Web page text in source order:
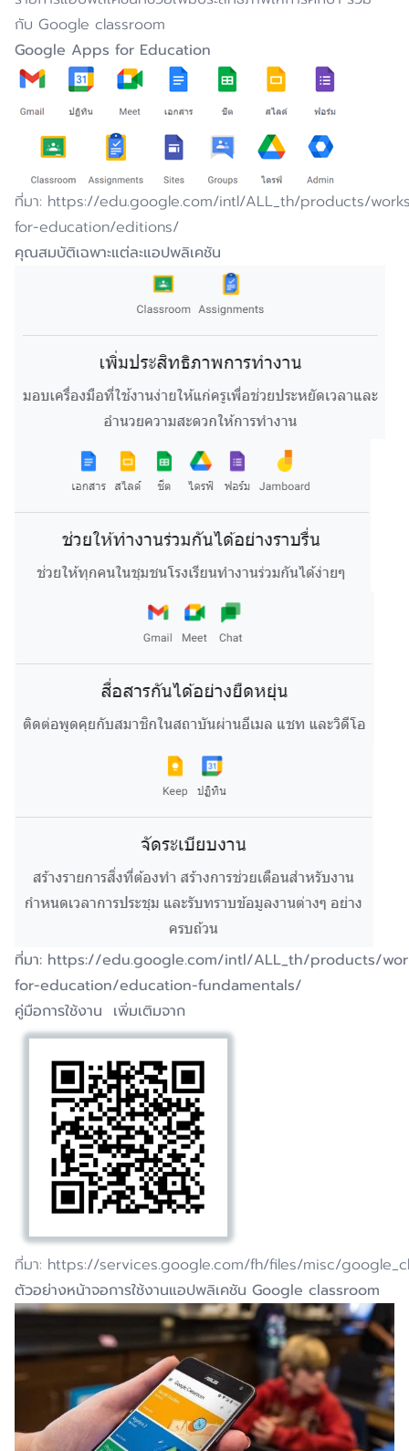
กับ Google classroom
Google Apps for Education
ที่มา: https://edu.google.com/intl/ALL_th/products/
for-education/editions/
คุณสมบัติเฉพาะแต่ละแอปพลิเคชัน
ที่มา: https://edu.google.com/intl/ALL_th/products/
for-education/education-fundamentals/
คู่มือการใช้งาน เพิ่มเติมจาก
ที่มา: https://services.google.com/fh/files/misc/
ตัวอย่างหน้าจอการใช้งานแอปพลิเคชัน Google classroom